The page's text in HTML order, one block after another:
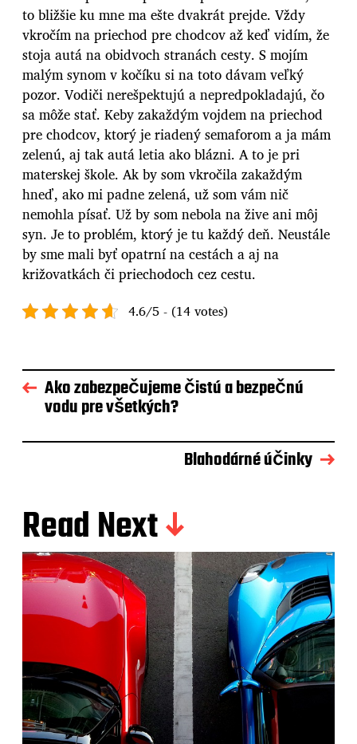
to bližšie ku mne ma ešte dvakrát prejde. Vždy
vkročím na priechod pre chodcov až keď vidím, že
stoja autá na obidvoch stranách cesty. S mojím
malým synom v kočíku si na toto dávam veľký
pozor. Vodiči nerešpektujú a nepredpokladajú, čo
sa môže stať. Keby zakaždým vojdem na priechod
pre chodcov, ktorý je riadený semaforom a ja mám
zelenú, aj tak autá letia ako blázni. A to je pri
materskej škole. Ak by som vkročila zakaždým
hneď, ako mi padne zelená, už som vám nič
nemohla písať. Už by som nebola na žive ani môj
syn. Je to problém, ktorý je tu každý deň. Neustále
by sme mali byť opatrní na cestách a aj na
križovatkách či priechodoch cez cestu.
4.6/5 - (14 votes)
Ako zabezpečujeme čistú a bezpečnú
vodu pre všetkých?
Blahodárné účinky
Read Next